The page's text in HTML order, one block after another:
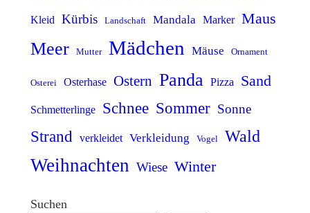
Kleid Kürbis Landschaft Mandala Marker Maus
Meer Mutter Mädchen Mäuse Ornament
Osterei Osterhase Ostern Panda Pizza Sand
Schmetterlinge Schnee Sommer Sonne
Strand verkleidet Verkleidung Vogel Wald
Weihnachten Wiese Winter
Suchen